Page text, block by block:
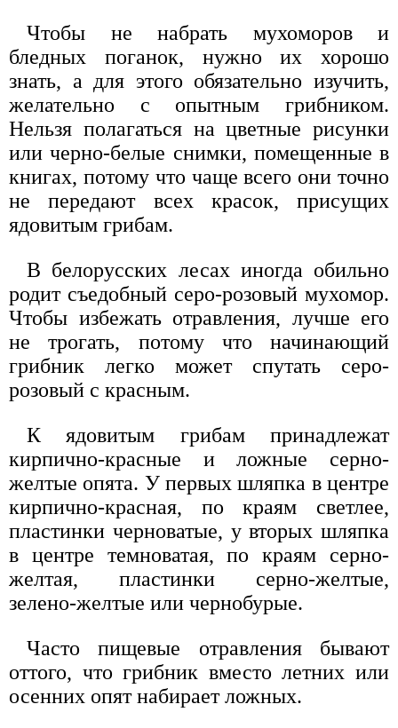
Чтобы не набрать мухоморов и
бледных поганок, нужно их хорошо
знать, а для этого обязательно изучить,
желательно с опытным грибником.
Нельзя полагаться на цветные рисунки
или черно-белые снимки, помещенные в
книгах, потому что чаще всего они точно
не передают всех красок, присущих
ядовитым грибам.
В белорусских лесах иногда обильно
родит съедобный серо-розовый мухомор.
Чтобы избежать отравления, лучше его
не трогать, потому что начинающий
грибник легко может спутать серо-
розовый с красным.
К ядовитым грибам принадлежат
кирпично-красные и ложные серно-
желтые опята. У первых шляпка в центре
кирпично-красная, по краям светлее,
пластинки черноватые, у вторых шляпка
в центре темноватая, по краям серно-
желтая, пластинки серно-желтые,
зелено-желтые или чернобурые.
Часто пищевые отравления бывают
оттого, что грибник вместо летних или
осенних опят набирает ложных.